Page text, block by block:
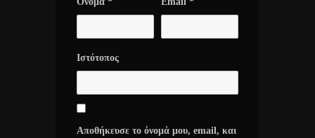
Ιστότοπος
Αποθήκευσε το όνομά μου, email, και